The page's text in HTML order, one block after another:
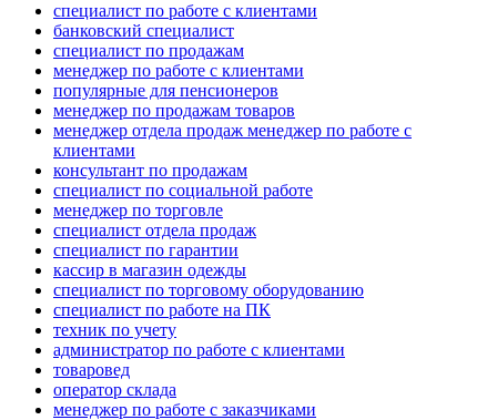
специалист по работе с клиентами
банковский специалист
специалист по продажам
менеджер по работе с клиентами
популярные для пенсионеров
менеджер по продажам товаров
менеджер отдела продаж менеджер по работе с
клиентами
консультант по продажам
специалист по социальной работе
менеджер по торговле
специалист отдела продаж
специалист по гарантии
кассир в магазин одежды
специалист по торговому оборудованию
специалист по работе на ПК
техник по учету
администратор по работе с клиентами
товаровед
оператор склада
менеджер по работе с заказчиками